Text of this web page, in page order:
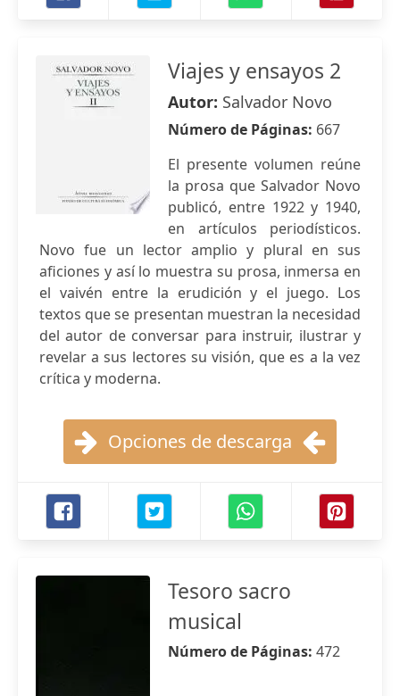
Viajes y ensayos 2
Autor: Salvador Novo
Número de Páginas: 667
El presente volumen reúne
la prosa que Salvador Novo
publicó, entre 1922 y 1940,
en artículos periodísticos.
Novo fue un lector amplio y plural en sus
aficiones y así lo muestra su prosa, inmersa en
el vaivén entre la erudición y el juego. Los
textos que se presentan muestran la necesidad
del autor de conversar para instruir, ilustrar y
revelar a sus lectores su visión, que es a la vez
crítica y moderna.
Opciones de descarga
Tesoro sacro
musical
Número de Páginas: 472